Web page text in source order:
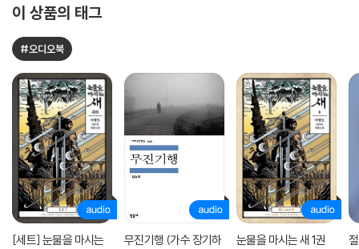
이 상품의 태그
#오디오북
[세트] 눈물을 마시는
무진기행 (가수 장기하
눈물을 마시는 새 1권